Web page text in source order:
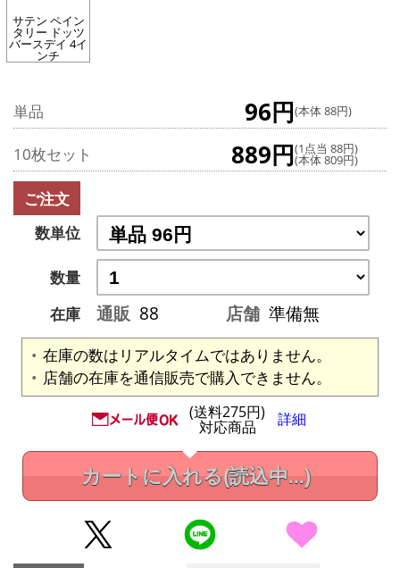
サテン ペイン
タリー ドッツ
バースデイ 4イ
ンチ
単品 96円(本体 88円)
10枚セット 889円(1点当 88円)
(本体 809円)
ご注文
数単位
数量
在庫
通販 88 店舗 準備無
在庫の数はリアルタイムではありません。
店舗の在庫を通信販売で購入できません。
(送料275円)
対応商品 詳細
カートに入れる(読込中...)